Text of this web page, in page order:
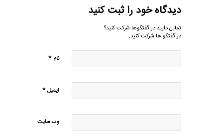
دیدگاه خود را ثبت کنید
تمایل دارید در گفتگوها شرکت کنید؟
در گفتگو ها شرکت کنید.
نام *
ایمیل*
وب‌ سایت